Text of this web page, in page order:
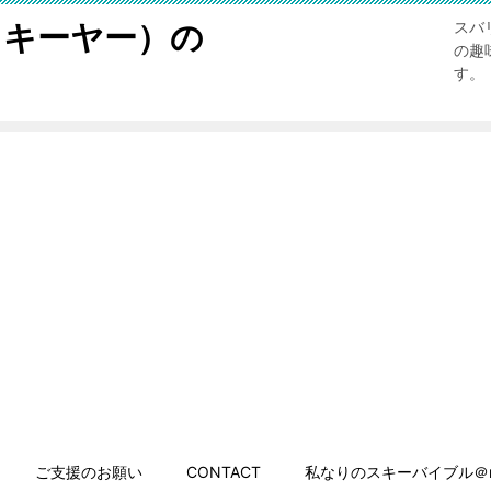
ーヤー）の
スバ
の趣
す。
ご支援のお願い CONTACT 私なりのスキーバイブル